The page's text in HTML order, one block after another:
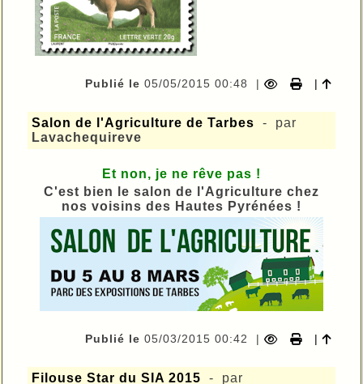
Publié le 05/05/2015 00:48 | |
Salon de l'Agriculture de Tarbes
- par
Lavachequireve
Et non, je ne rêve pas !
C'est bien le salon de l'Agriculture chez
nos voisins des Hautes Pyrénées !
Publié le 05/03/2015 00:42 | |
Filouse Star du SIA 2015 - par